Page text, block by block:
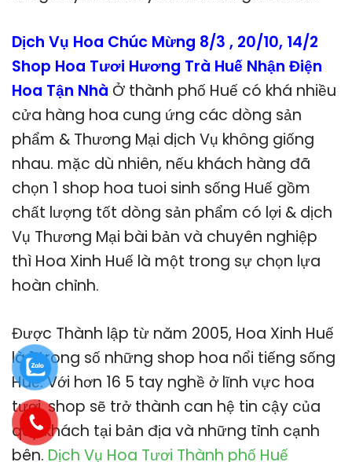
Dịch Vụ Hoa Chúc Mừng 8/3 , 20/10, 14/2
Shop Hoa Tươi Hương Trà Huế Nhận Điện
Hoa Tận Nhà Ở thành phố Huế có khá nhiều
cửa hàng hoa cung ứng các dòng sản
phẩm & Thương Mại dịch Vụ không giống
nhau. mặc dù nhiên, nếu khách hàng đã
chọn 1 shop hoa tuoi sinh sống Huế gồm
chất lượng tốt dòng sản phẩm có lợi & dịch
Vụ Thương Mại bài bản và chuyên nghiệp
thì Hoa Xinh Huế là một trong sự chọn lựa
hoàn chỉnh.
Được Thành lập từ năm 2005, Hoa Xinh Huế
là 1 trong số những shop hoa nổi tiếng sống
Huế. Với hơn 16 5 tay nghề ở lĩnh vực hoa
tươi, shop sẽ trở thành can hệ tin cậy của
quý khách tại bản địa và những tỉnh cạnh
bên. Dịch Vụ Hoa Tươi Thành phố Huế